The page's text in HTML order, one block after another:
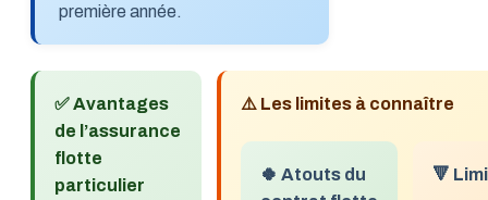
première année.
✅ Avantages
de l’assurance
flotte
particulier
⚠️ Les limites à connaître
🍀 Atouts du
🔻